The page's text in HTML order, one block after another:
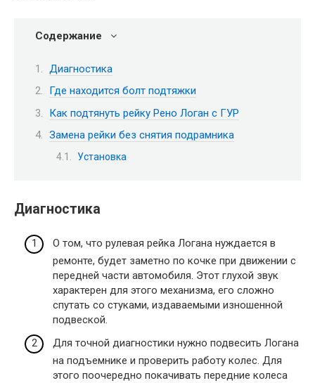
Содержание
Диагностика
Где находится болт подтяжки
Как подтянуть рейку Рено Логан с ГУР
Замена рейки без снятия подрамника
Установка
Диагностика
О том, что рулевая рейка Логана нуждается в
ремонте, будет заметно по кочке при движении с
передней части автомобиля. Этот глухой звук
характерен для этого механизма, его сложно
спутать со стуками, издаваемыми изношенной
подвеской.
Для точной диагностики нужно подвесить Логана
на подъемнике и проверить работу колес. Для
этого поочередно покачивать передние колеса